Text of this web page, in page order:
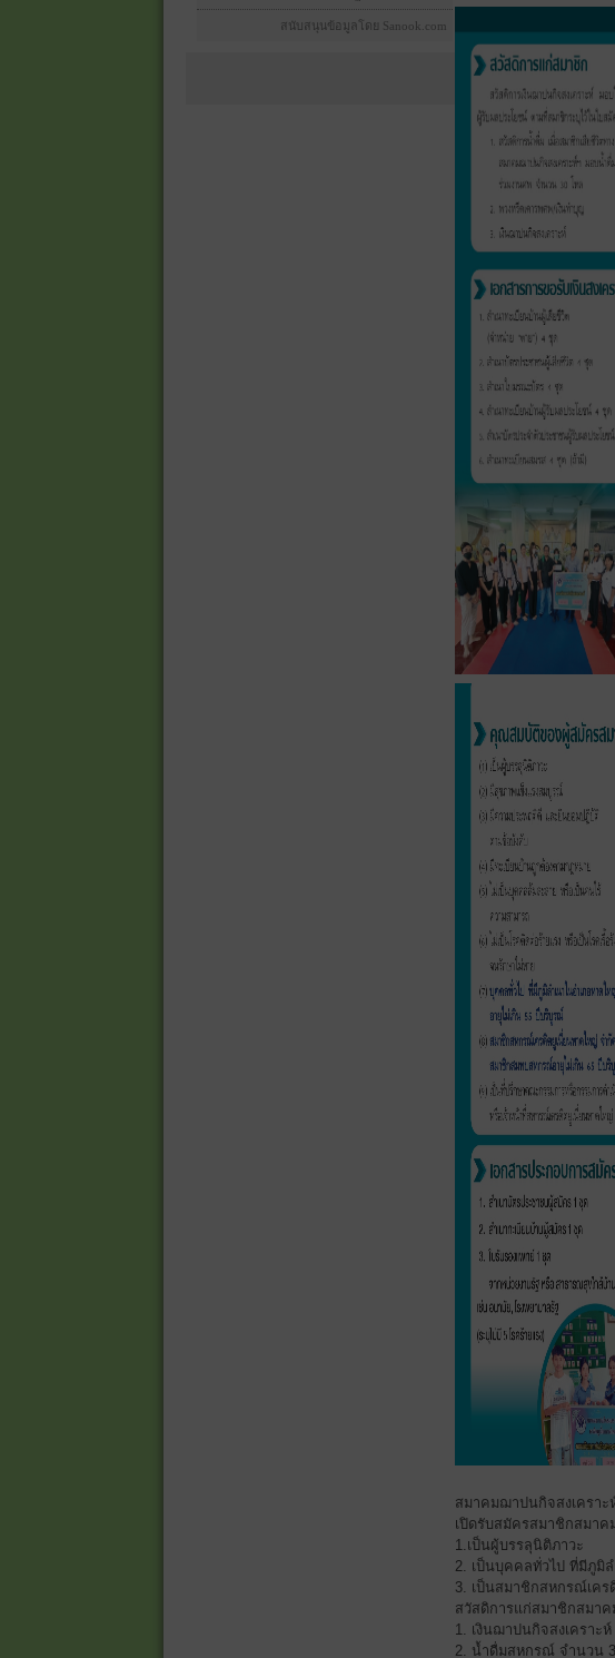
สมาคมฌาปนกิจสงเคราะ
เปิดรับสมัครสมาชิกสมา
1.เป็นผู้บรรลุนิติภาวะ
2. เป็นบุคคลทั่วไป ที่มีภูมิ
3. เป็นสมาชิกสหกรณ์เค
สวัสดิการแก่สมาชิกสมาค
1. เงินฌาปนกิจสงเคราะห์
2. น้ำดื่มสหกรณ์ จำนวน